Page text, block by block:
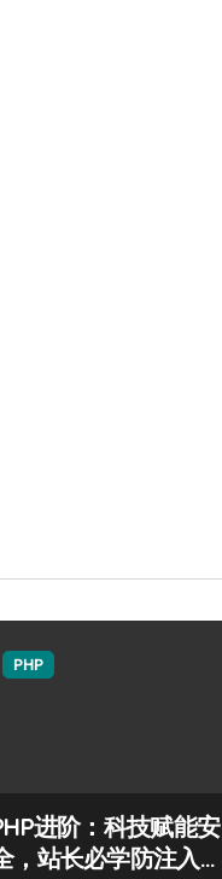
PHP
进阶：科技赋能安
，站长必学防注入核